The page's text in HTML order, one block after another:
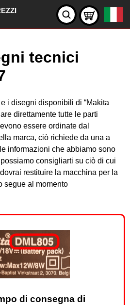
tecnici
i disegni disponibili di “Makita
direttamente tutte le parti
essere ordinate dal
marca, ciò richiede da una a
informazioni che abbiamo sono
consigliarti su ciò di cui
restituire la macchina per la
segue al momento
di consegna di